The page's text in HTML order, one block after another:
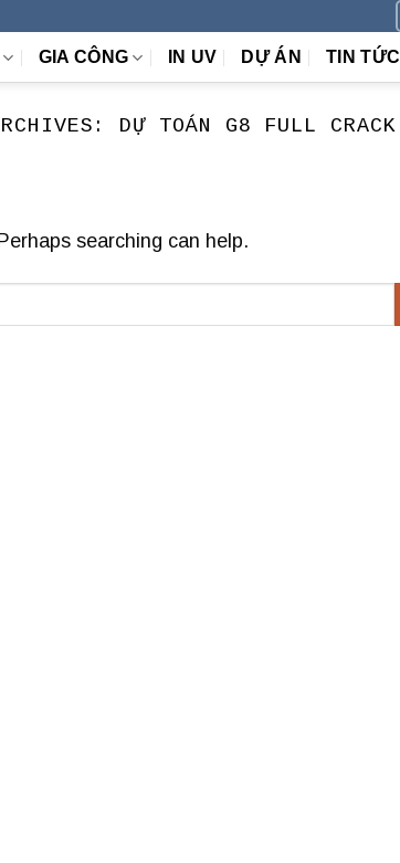
GIA CÔNG IN UV DỰ ÁN TIN TỨC
DỰ TOÁN G8 FULL CRACK
searching can help.